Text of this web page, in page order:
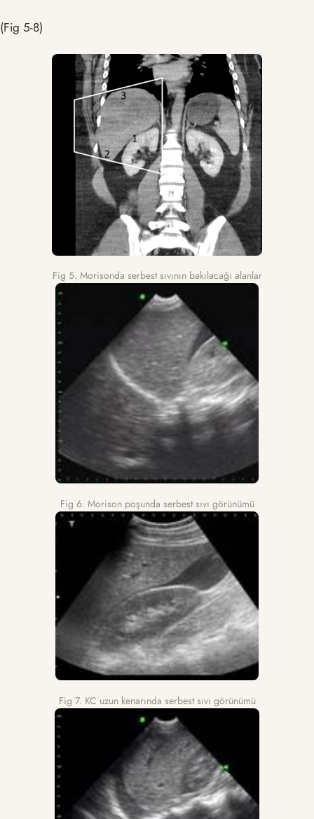
(Fig 5-8)
Fig 5. Morisonda serbest sıvının bakılacağı alanlar
Fig 6. Morison poşunda serbest sıvı görünümü
Fig 7. KC uzun kenarında serbest sıvı görünümü